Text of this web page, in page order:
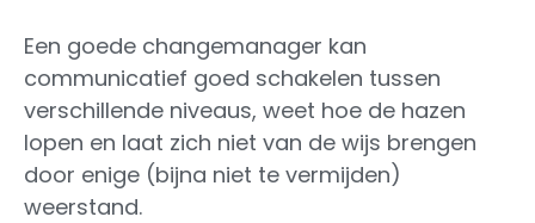
Een goede changemanager kan
communicatief goed schakelen tussen
verschillende niveaus, weet hoe de hazen
lopen en laat zich niet van de wijs brengen
door enige (bijna niet te vermijden)
weerstand.